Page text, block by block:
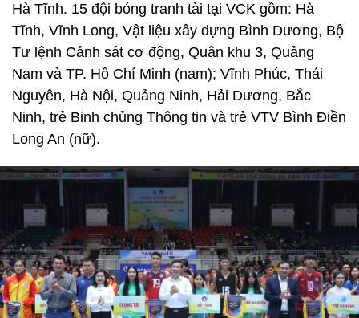
Hà Tĩnh. 15 đội bóng tranh tài tại VCK gồm: Hà
Tĩnh, Vĩnh Long, Vật liệu xây dựng Bình Dương, Bộ
Tư lệnh Cảnh sát cơ động, Quân khu 3, Quảng
Nam và TP. Hồ Chí Minh (nam); Vĩnh Phúc, Thái
Nguyên, Hà Nội, Quảng Ninh, Hải Dương, Bắc
Ninh, trẻ Binh chủng Thông tin và trẻ VTV Bình Điền
Long An (nữ).